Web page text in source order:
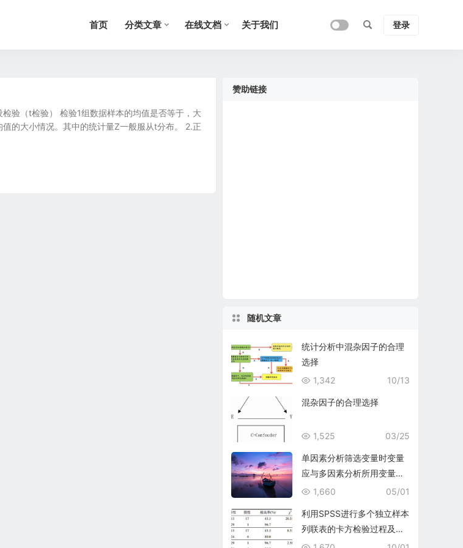
首页 分类文章 在线文档 关于我们 登录
验（t检验） 检验1组数据样本的均值是否等于，大
的大小情况。其中的统计量Z一般服从t分布。 2.正
赞助链接
随机文章
统计分析中混杂因子的合理
选择
10/13
1,342
混杂因子的合理选择
03/25
1,525
单因素分析筛选变量时变量
应与多因素分析所用变量相
同
05/01
1,660
利用SPSS进行多个独立样本
列联表的卡方检验过程及结
果解读